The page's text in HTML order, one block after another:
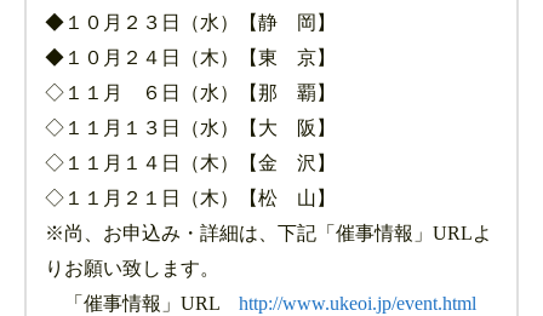
◆１０月２３日（水）【静 岡】
◆１０月２４日（木）【東 京】
◇１１月 ６日（水）【那 覇】
◇１１月１３日（水）【大 阪】
◇１１月１４日（木）【金 沢】
◇１１月２１日（木）【松 山】
※尚、お申込み・詳細は、下記「催事情報」URLよ
りお願い致します。
「催事情報」URLhttp://www.ukeoi.jp/event.html